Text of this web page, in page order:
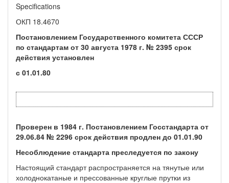
Specifications
ОКП 18.4670
Постановлением Государственного комитета СССР
по стандартам от 30 августа 1978 г. № 2395 срок
действия установлен
с 01.01.80
Проверен в 1984 г. Постановлением Госстандарта от
29.06.84 № 2296 срок действия продлен до 01.01.90
Несоблюдение стандарта преследуется по закону
Настоящий стандарт распространяется на тянутые или
холод­нокатаные и прессованные круглые прутки из